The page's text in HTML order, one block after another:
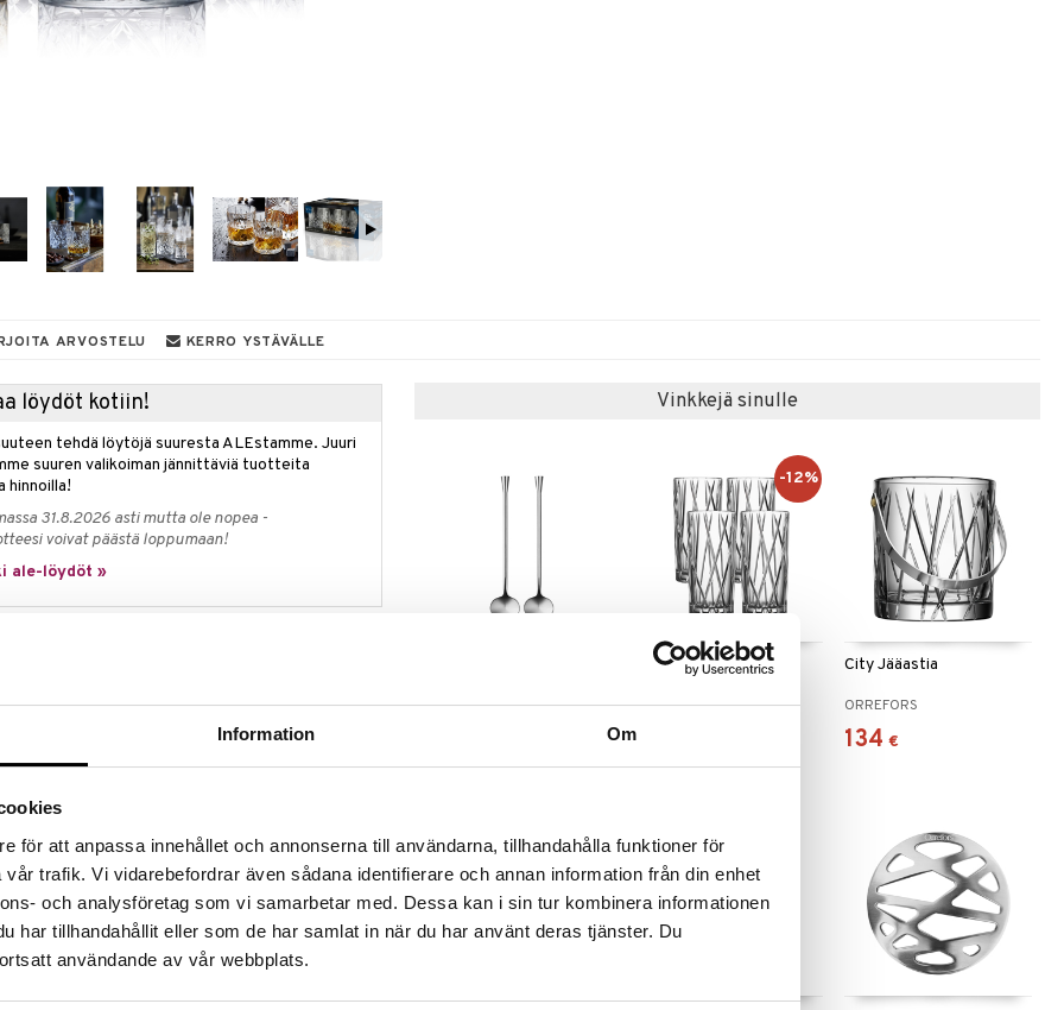
Information Om
för att anpassa innehållet och annonserna till användarna, tillhandahålla funktioner för
trafik. Vi vidarebefordrar även sådana identifierare och annan information från din enhet
och analysföretag som vi samarbetar med. Dessa kan i sin tur kombinera informationen
har tillhandahållit eller som de har samlat in när du har använt deras tjänster. Du
användande av vår webbplats.
ARVOSTELU KERRO YSTÄVÄLLE
löydöt kotiin!
tehdä löytöjä suuresta ALEstamme. Juuri
suuren valikoiman jännittäviä tuotteita
hinnoilla!
31.8.2026 asti mutta ole nopea -
voivat päästä loppumaan!
ale-löydöt »
viskilasista, joka korostaa juoman
uusiutuvaa energiaa, ja tuotannon
muualla tehtaalla. Käytetyt raaka-aineet ovat
Vinkkejä sinulle
ORREFORS
City Highball 4 kp
ORREFORS
51
-12%
City Jääastia
ORREFORS
134 €